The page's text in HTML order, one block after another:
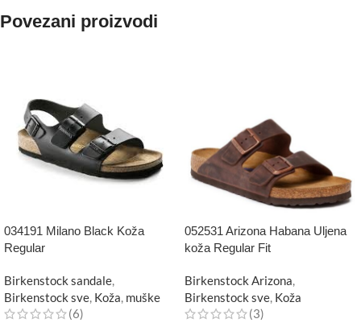
Povezani proizvodi
034191 Milano Black Koža
Regular
Birkenstock sandale
Birkenstock sve Koža muške
(6)
052531 Arizona Habana Uljena
koža Regular Fit
Birkenstock Arizona
Birkenstock sve Koža
(3)